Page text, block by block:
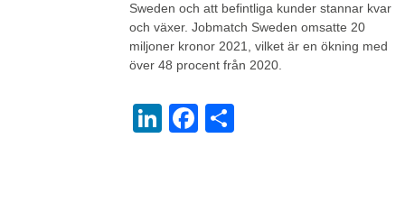
Sweden och att befintliga kunder stannar kvar
och växer. Jobmatch Sweden omsatte 20
miljoner kronor 2021, vilket är en ökning med
över 48 procent från 2020.
LinkedIn
Facebook